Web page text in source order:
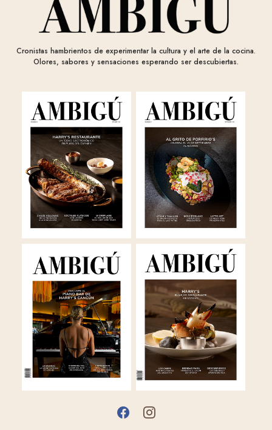
Cronistas hambrientos de experimentar la cultura y el arte de la cocina.
Olores, sabores y sensaciones esperando ser descubiertas.